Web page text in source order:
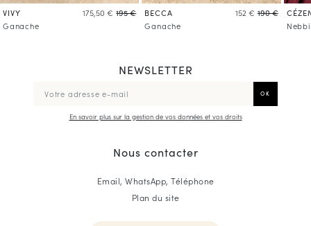
VIVY 175,50 € 195 €
Ganache
BECCA 152 € 190 €
Ganache
NEWSLETTER
En savoir plus sur la gestion de vos données et vos droits
Nous contacter
Email, WhatsApp, Téléphone
Plan du site